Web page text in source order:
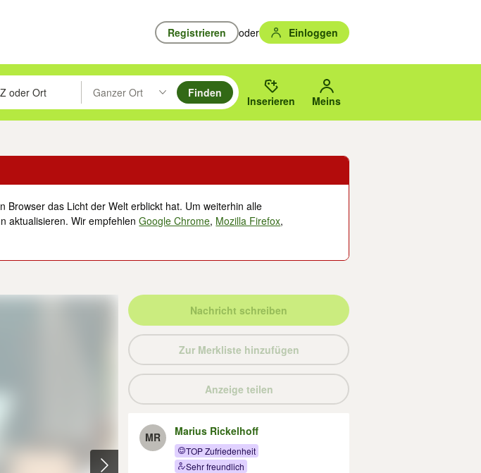
Registrieren oder Einloggen
den Pfeiltasten nach oben/unten durchsuchen und mit Eingabetaste auswählen.
Ort eingeben. Eingabetaste drücken um zu suchen, oder Vorschläge mit den Pfeiltasten nach oben/
Ganzer Ort
Suche im Umkreis des gewählten Orts oder PLZ.
Finden
Inserieren Meins
Browser das Licht der Welt erblickt hat. Um weiterhin alle
aktualisieren. Wir empfehlenGoogle Chrome, Mozilla Firefox,
Nachricht schreiben
Zur Merkliste hinzufügen
Anzeige teilen
MR Marius Rickelhoff
TOP Zufriedenheit
Sehr freundlich